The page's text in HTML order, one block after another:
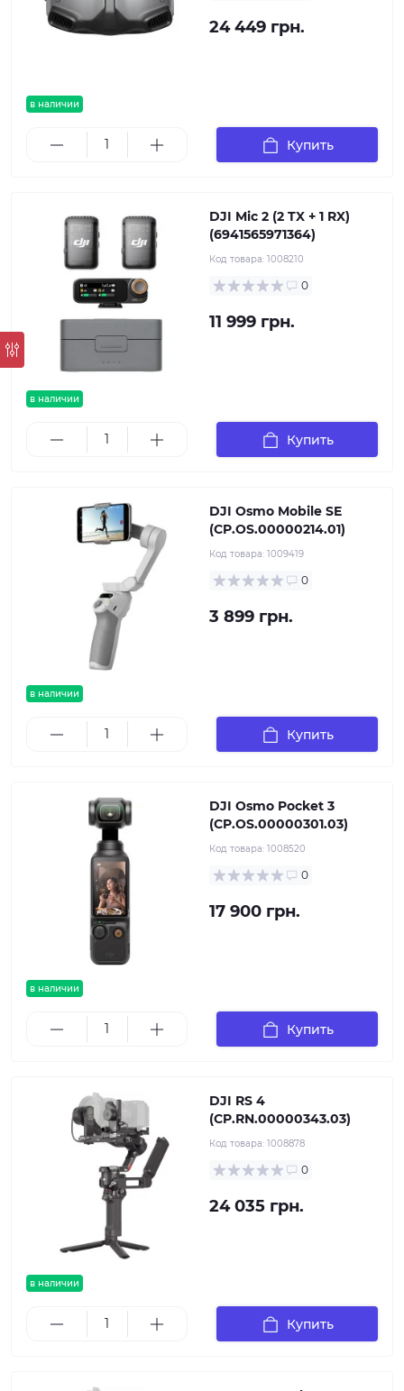
в наличии
24 449 грн.
Купить
в наличии
DJI Mic 2 (2 TX + 1 RX)
(6941565971364)
Код товара: 1008210
0
11 999 грн.
Купить
в наличии
DJI Osmo Mobile SE
(CP.OS.00000214.01)
Код товара: 1009419
0
3 899 грн.
Купить
в наличии
DJI Osmo Pocket 3
(CP.OS.00000301.03)
Код товара: 1008520
0
17 900 грн.
Купить
в наличии
DJI RS 4
(CP.RN.00000343.03)
Код товара: 1008878
0
24 035 грн.
Купить